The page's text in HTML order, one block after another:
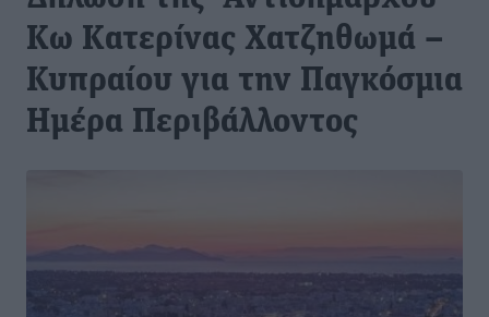
Κω Κατερίνας Χατζηθωμά –
Κυπραίου για την Παγκόσμια
Ημέρα Περιβάλλοντος